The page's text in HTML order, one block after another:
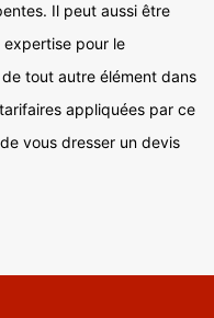
Il peut aussi être
pour le
tout autre élément dans
appliquées par ce
vous dresser un devis